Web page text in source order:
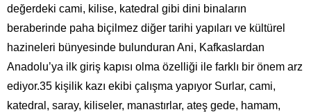
değerdeki cami, kilise, katedral gibi dini binaların
beraberinde paha biçilmez diğer tarihi yapıları ve kültürel
hazineleri bünyesinde bulunduran Ani, Kafkaslardan
Anadolu’ya ilk giriş kapısı olma özelliği ile farklı bir önem arz
ediyor.35 kişilik kazı ekibi çalışma yapıyor Surlar, cami,
katedral, saray, kiliseler, manastırlar, ateş gede, hamam,